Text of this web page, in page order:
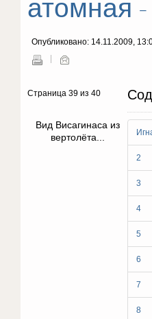
атомная
Опубликовано: 14.11.2009,
2
3
4
5
6
7
8
Страница 39 из 40
Вид Висагинаса из
вертолёта...